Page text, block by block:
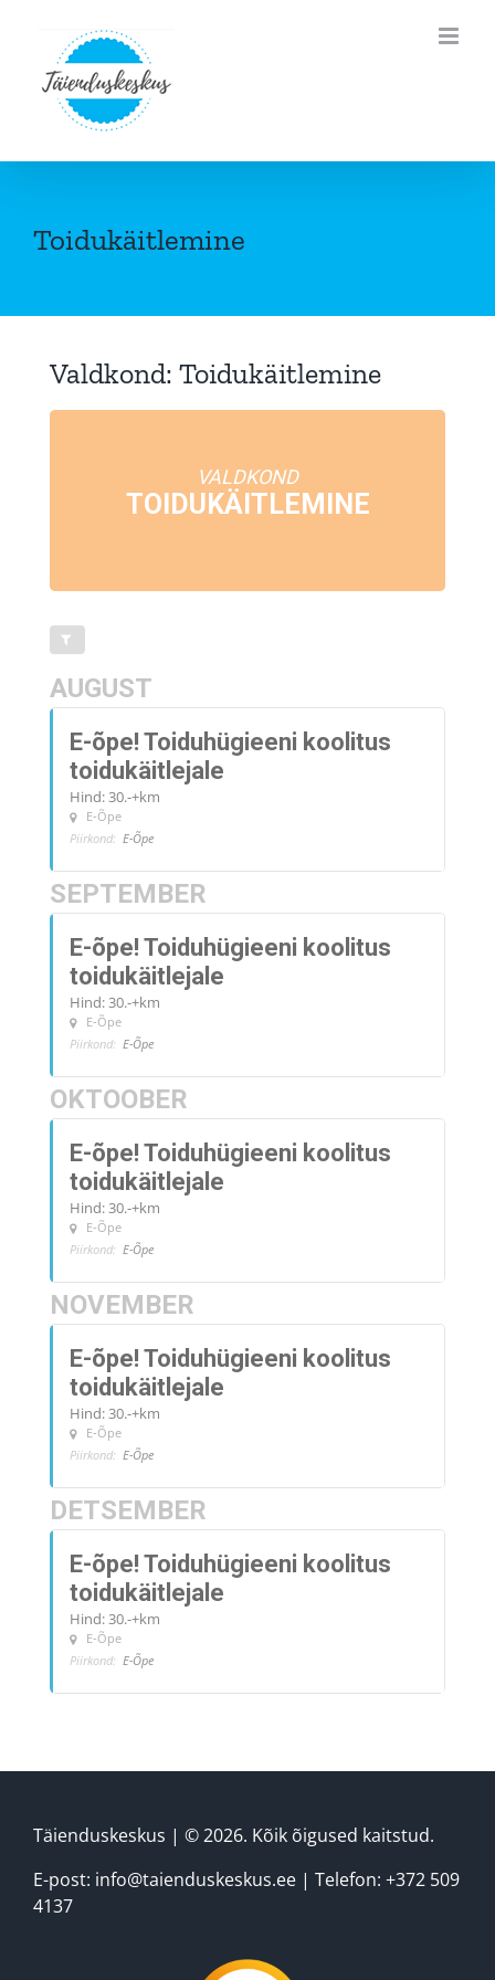
content
Toidukäitlemine
Valdkond: Toidukäitlemine
VALDKOND
TOIDUKÄITLEMINE
AUGUST
E-õpe! Toiduhügieeni koolitus
toidukäitlejale
Hind: 30.-+km
E-Õpe
Piirkond: E-Õpe
SEPTEMBER
E-õpe! Toiduhügieeni koolitus
toidukäitlejale
Hind: 30.-+km
E-Õpe
Piirkond: E-Õpe
OKTOOBER
E-õpe! Toiduhügieeni koolitus
toidukäitlejale
Hind: 30.-+km
E-Õpe
Piirkond: E-Õpe
NOVEMBER
E-õpe! Toiduhügieeni koolitus
toidukäitlejale
Hind: 30.-+km
E-Õpe
Piirkond: E-Õpe
DETSEMBER
E-õpe! Toiduhügieeni koolitus
toidukäitlejale
Hind: 30.-+km
E-Õpe
Piirkond: E-Õpe
Täienduskeskus | © 2026. Kõik õigused kaitstud.
E-post: info@taienduskeskus.ee| Telefon: +372 509
4137